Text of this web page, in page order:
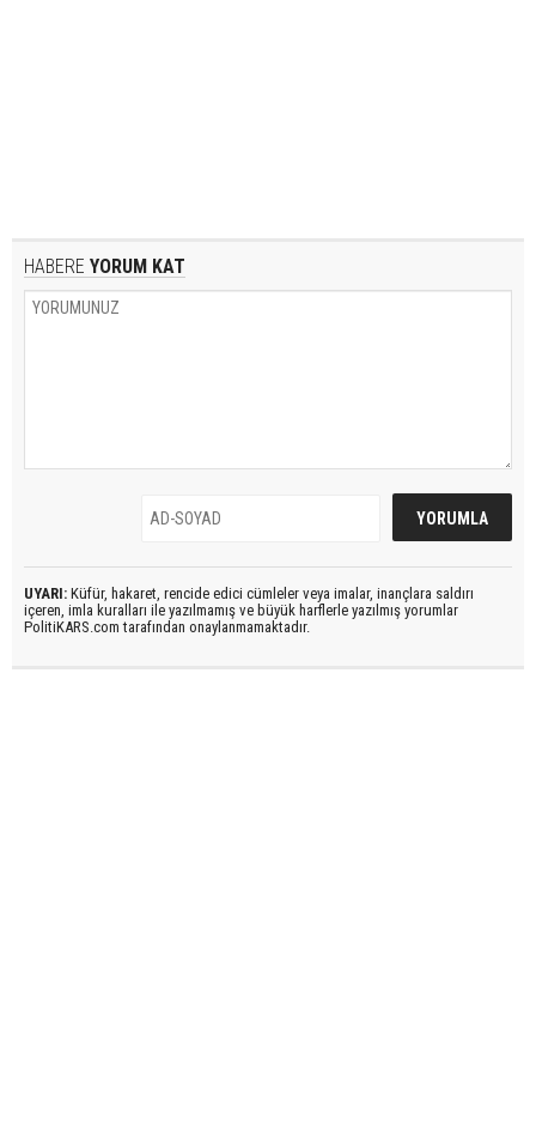
HABERE YORUM KAT
UYARI: Küfür, hakaret, rencide edici cümleler veya imalar, inançlara saldırı
içeren, imla kuralları ile yazılmamış ve büyük harflerle yazılmış yorumlar
PolitiKARS.com tarafından onaylanmamaktadır.